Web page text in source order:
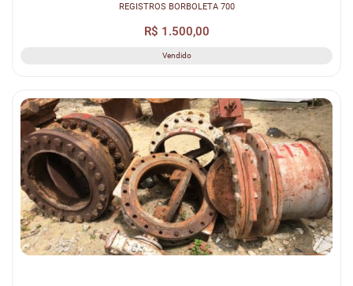
REGISTROS BORBOLETA 700
R$ 1.500,00
Vendido